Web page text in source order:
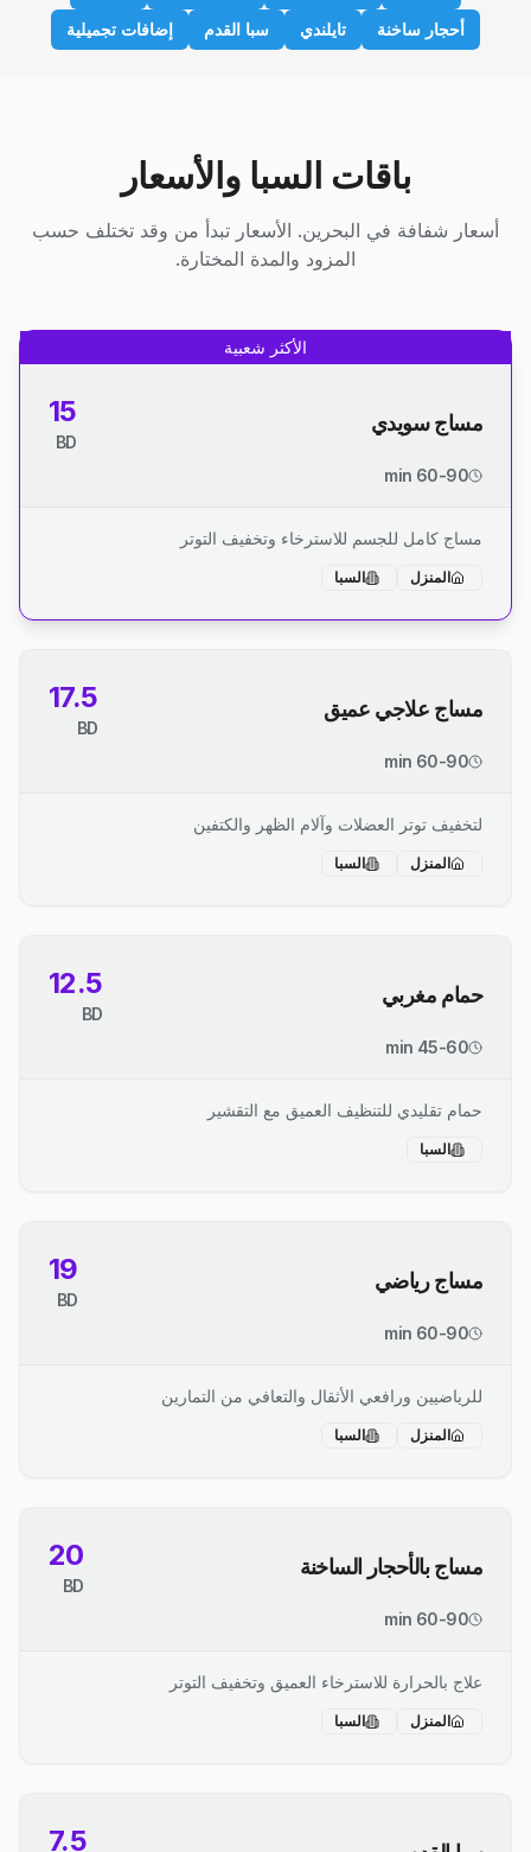
أحجار ساخنة
تايلندي سبا القدم إضافات تجميلية
باقات السبا والأسعار
أسعار شفافة في البحرين. الأسعار تبدأ من وقد تختلف حسب
المزود والمدة المختارة.
الأكثر شعبية
مساج سويدي 15
BD
60-90 min
مساج كامل للجسم للاسترخاء وتخفيف التوتر
المنزل السبا
مساج علاجي عميق 17.5
BD
60-90 min
لتخفيف توتر العضلات وآلام الظهر والكتفين
المنزل السبا
حمام مغربي 12.5
BD
45-60 min
حمام تقليدي للتنظيف العميق مع التقشير
السبا
مساج رياضي 19
BD
60-90 min
للرياضيين ورافعي الأثقال والتعافي من التمارين
المنزل السبا
مساج بالأحجار الساخنة 20
BD
60-90 min
علاج بالحرارة للاسترخاء العميق وتخفيف التوتر
المنزل السبا
7.5